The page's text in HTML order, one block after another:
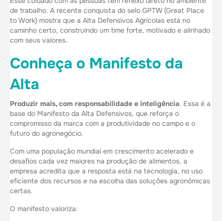
de trabalho. A recente conquista do selo GPTW (Great Place
to Work) mostra que a Alta Defensivos Agrícolas está no
caminho certo, construindo um time forte, motivado e alinhado
com seus valores.
Conheça o Manifesto da
Alta
Produzir mais, com responsabilidade e inteligência. Essa é a
base do Manifesto da Alta Defensivos, que reforça o
compromisso da marca com a produtividade no campo e o
futuro do agronegócio.
Com uma população mundial em crescimento acelerado e
desafios cada vez maiores na produção de alimentos, a
empresa acredita que a resposta está na tecnologia, no uso
eficiente dos recursos e na escolha das soluções agronômicas
certas.
O manifesto valoriza: